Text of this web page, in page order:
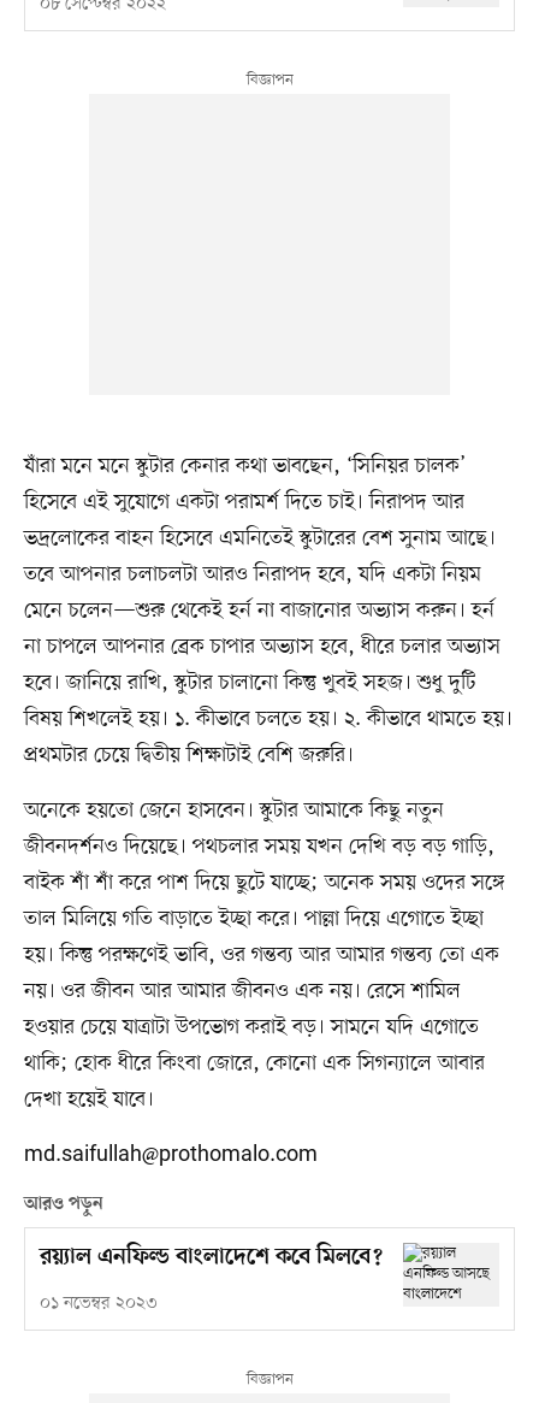
যাঁরা মনে মনে স্কুটার কেনার কথা ভাবছেন, ‘সিনিয়র চালক’
হিসেবে এই সুযোগে একটা পরামর্শ দিতে চাই। নিরাপদ আর
ভদ্রলোকের বাহন হিসেবে এমনিতেই স্কুটারের বেশ সুনাম আছে।
তবে আপনার চলাচলটা আরও নিরাপদ হবে, যদি একটা নিয়ম
মেনে চলেন—শুরু থেকেই হর্ন না বাজানোর অভ্যাস করুন। হর্ন
না চাপলে আপনার ব্রেক চাপার অভ্যাস হবে, ধীরে চলার অভ্যাস
হবে। জানিয়ে রাখি, স্কুটার চালানো কিন্তু খুবই সহজ। শুধু দুটি
বিষয় শিখলেই হয়। ১. কীভাবে চলতে হয়। ২. কীভাবে থামতে হয়।
প্রথমটার চেয়ে দ্বিতীয় শিক্ষাটাই বেশি জরুরি।
অনেকে হয়তো জেনে হাসবেন। স্কুটার আমাকে কিছু নতুন
জীবনদর্শনও দিয়েছে। পথচলার সময় যখন দেখি বড় বড় গাড়ি,
বাইক শাঁ শাঁ করে পাশ দিয়ে ছুটে যাচ্ছে; অনেক সময় ওদের সঙ্গে
তাল মিলিয়ে গতি বাড়াতে ইচ্ছা করে। পাল্লা দিয়ে এগোতে ইচ্ছা
হয়। কিন্তু পরক্ষণেই ভাবি, ওর গন্তব্য আর আমার গন্তব্য তো এক
নয়। ওর জীবন আর আমার জীবনও এক নয়। রেসে শামিল
হওয়ার চেয়ে যাত্রাটা উপভোগ করাই বড়। সামনে যদি এগোতে
থাকি; হোক ধীরে কিংবা জোরে, কোনো এক সিগন্যালে আবার
দেখা হয়েই যাবে।
md.saifullah@prothomalo.com
আরও পড়ুন
রয়্যাল এনফিল্ড বাংলাদেশে কবে মিলবে?
০১ নভেম্বর ২০২৩